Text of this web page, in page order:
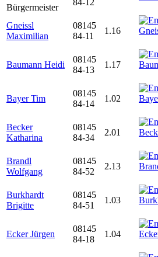
Bürgermeister
84-12
Gneissl
Maximilian
08145
84-11
1.16
Baumann Heidi
08145
84-13
1.17
Bayer Tim
08145
84-14
1.02
Becker
Katharina
08145
84-34
2.01
Brandl
Wolfgang
08145
84-52
2.13
Burkhardt
Brigitte
08145
84-51
1.03
Ecker Jürgen
08145
84-18
1.04